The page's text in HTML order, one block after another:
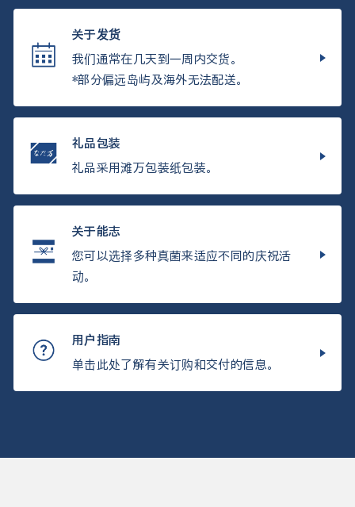
关于发货
我们通常在几天到一周内交货。
*部分偏远岛屿及海外无法配送。
礼品包装
礼品采用滩万包装纸包装。
关于能志
您可以选择多种真菌来适应不同的庆祝活
动。
用户指南
单击此处了解有关订购和交付的信息。